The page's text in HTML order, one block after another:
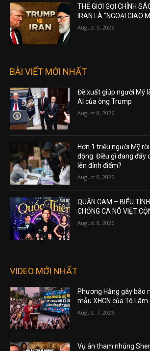
THẾ GIỚI GỌI CHÍNH
IRAN LÀ “NGOẠI GIAO
August 5, 2026
BÀI VIẾT MỚI NHẤT
Đề xuất giúp người Mỹ
AI của ông Trump
August 8, 2026
Hơn 1 triệu người Mỹ
động: Điều gì đang đẩy
lên đỉnh điểm?
August 8, 2026
QUẬN CAM – BIỂU
CHỐNG CA NÔ VIỆT
August 8, 2026
VIDEO MỚI NHẤT
Phương Hằng gây bão
mẫu XHCN của Tô Lâm
August 7, 2026
Vụ án tham nhũng